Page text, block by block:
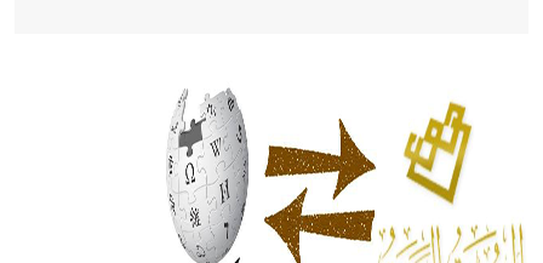
الحكم، الأدلة، تنظيم التغذية، ورسالته في جروح الرأس. ويعود
له الفضل بأنه حرر الطب من الدين والفلسفة.
- هل تعلم أن المرجان إفراز حيواني يتكون في البحر ويتركب